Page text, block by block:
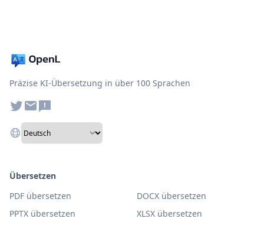
Präzise KI-Übersetzung in über 100 Sprachen
Übersetzen
PDF übersetzen
DOCX übersetzen
PPTX übersetzen
XLSX übersetzen